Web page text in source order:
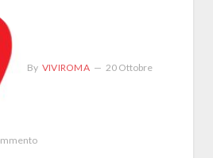
By VIVIROMA 20 Ottobre